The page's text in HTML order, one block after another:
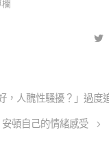
，人醜性騷擾？」過度
安頓自己的情緒感受